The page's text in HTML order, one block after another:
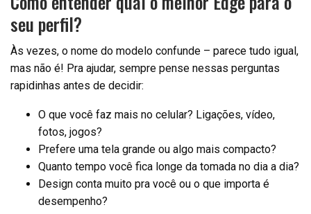
seu perfil?
Às vezes, o nome do modelo confunde – parece tudo igual,
mas não é! Pra ajudar, sempre pense nessas perguntas
rapidinhas antes de decidir:
O que você faz mais no celular? Ligações, vídeo,
fotos, jogos?
Prefere uma tela grande ou algo mais compacto?
Quanto tempo você fica longe da tomada no dia a dia?
Design conta muito pra você ou o que importa é
desempenho?